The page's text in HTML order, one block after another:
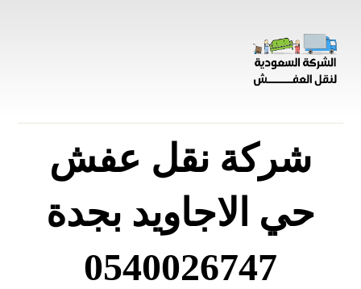
شركة نقل عفش
حي الاجاويد بجدة
0540026747